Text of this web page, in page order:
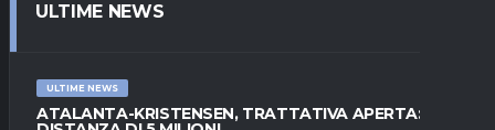
ULTIME NEWS
ULTIME NEWS
ATALANTA-KRISTENSEN, TRATTATIVA APERTA: